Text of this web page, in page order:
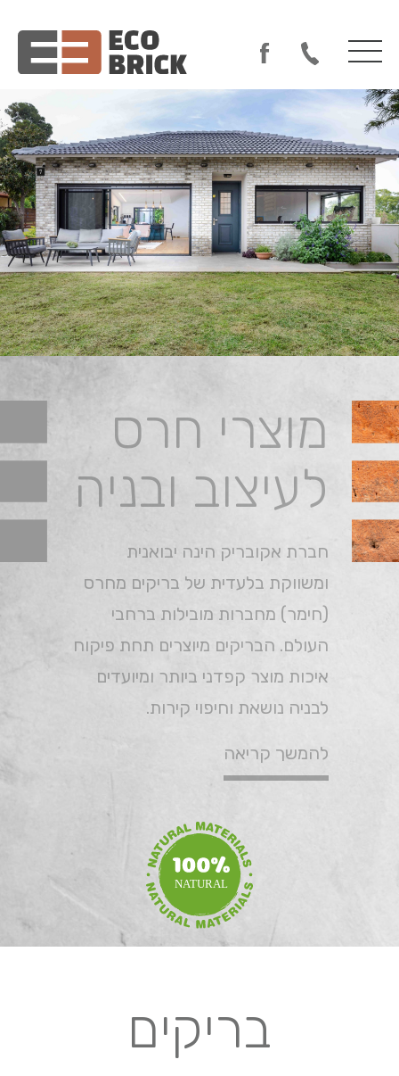
מוצרי חרס
לעיצוב ובניה
חברת אקובריק הינה יבואנית
ומשווקת בלעדית של בריקים מחרס
(חימר) מחברות מובילות ברחבי
העולם. הבריקים מיוצרים תחת פיקוח
איכות מוצר קפדני ביותר ומיועדים
לבניה נושאת וחיפוי קירות.
להמשך קריאה
בריקים